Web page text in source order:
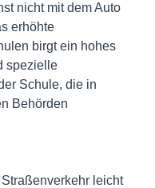
nicht mit dem Auto
erhöhte
birgt ein hohes
spezielle
Schule, die in
Behörden
leicht